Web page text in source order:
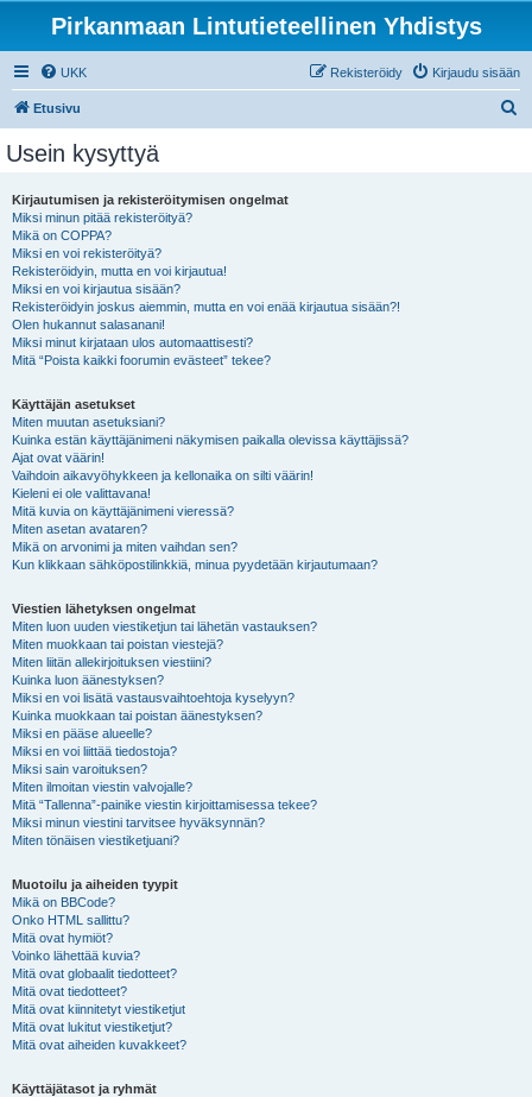
Pirkanmaan Lintutieteellinen Yhdistys
UKK Kirjaudu sisään
Rekisteröidy
Etusivu
Usein kysyttyä
Kirjautumisen ja rekisteröitymisen ongelmat
Miksi minun pitää rekisteröityä?
Mikä on COPPA?
Miksi en voi rekisteröityä?
Rekisteröidyin, mutta en voi kirjautua!
Miksi en voi kirjautua sisään?
Rekisteröidyin joskus aiemmin, mutta en voi enää kirjautua sisään?!
Olen hukannut salasanani!
Miksi minut kirjataan ulos automaattisesti?
Mitä “Poista kaikki foorumin evästeet” tekee?
Käyttäjän asetukset
Miten muutan asetuksiani?
Kuinka estän käyttäjänimeni näkymisen paikalla olevissa käyttäjissä?
Ajat ovat väärin!
Vaihdoin aikavyöhykkeen ja kellonaika on silti väärin!
Kieleni ei ole valittavana!
Mitä kuvia on käyttäjänimeni vieressä?
Miten asetan avataren?
Mikä on arvonimi ja miten vaihdan sen?
Kun klikkaan sähköpostilinkkiä, minua pyydetään kirjautumaan?
Viestien lähetyksen ongelmat
Miten luon uuden viestiketjun tai lähetän vastauksen?
Miten muokkaan tai poistan viestejä?
Miten liitän allekirjoituksen viestiini?
Kuinka luon äänestyksen?
Miksi en voi lisätä vastausvaihtoehtoja kyselyyn?
Kuinka muokkaan tai poistan äänestyksen?
Miksi en pääse alueelle?
Miksi en voi liittää tiedostoja?
Miksi sain varoituksen?
Miten ilmoitan viestin valvojalle?
Mitä “Tallenna”-painike viestin kirjoittamisessa tekee?
Miksi minun viestini tarvitsee hyväksynnän?
Miten tönäisen viestiketjuani?
Muotoilu ja aiheiden tyypit
Mikä on BBCode?
Onko HTML sallittu?
Mitä ovat hymiöt?
Voinko lähettää kuvia?
Mitä ovat globaalit tiedotteet?
Mitä ovat tiedotteet?
Mitä ovat kiinnitetyt viestiketjut
Mitä ovat lukitut viestiketjut?
Mitä ovat aiheiden kuvakkeet?
Käyttäjätasot ja ryhmät